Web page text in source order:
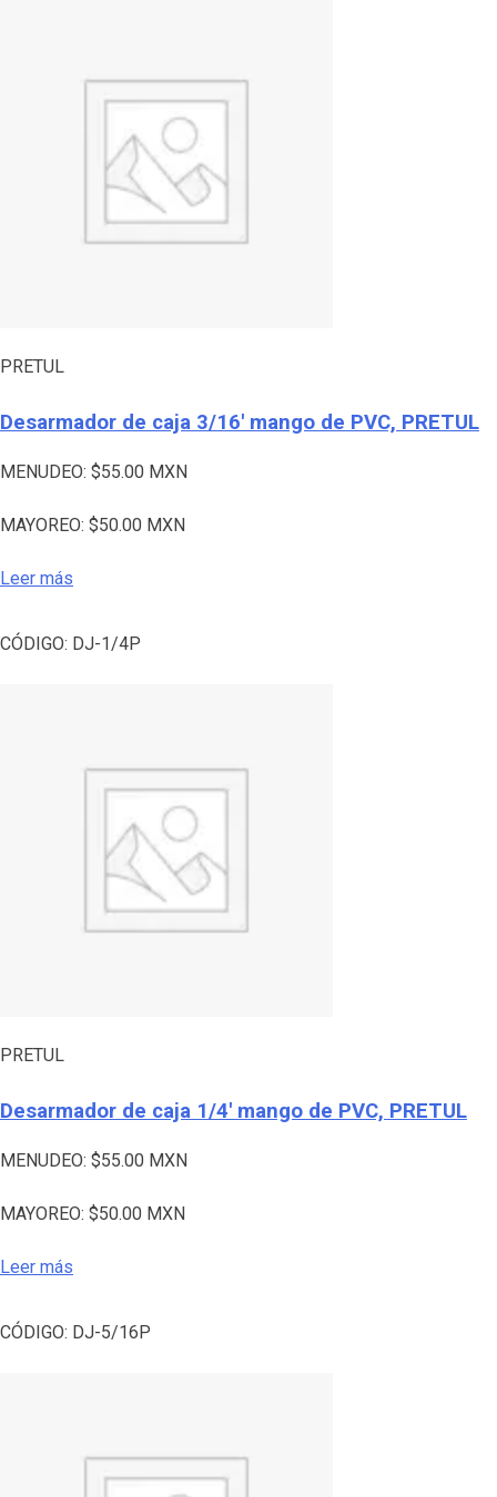
PRETUL
Desarmador de caja 3/16′ mango de PVC, PRETUL
MENUDEO: $55.00 MXN
MAYOREO: $50.00 MXN
Leer más
CÓDIGO: DJ-1/4P
PRETUL
Desarmador de caja 1/4′ mango de PVC, PRETUL
MENUDEO: $55.00 MXN
MAYOREO: $50.00 MXN
Leer más
CÓDIGO: DJ-5/16P